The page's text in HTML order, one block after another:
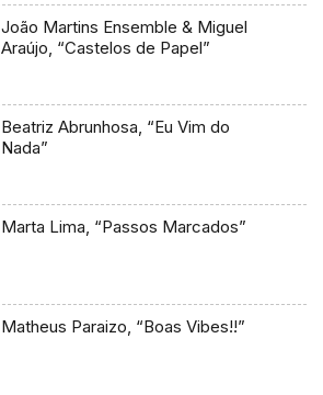
João Martins Ensemble & Miguel
Araújo, “Castelos de Papel”
Beatriz Abrunhosa, “Eu Vim do
Nada”
Marta Lima, “Passos Marcados”
Matheus Paraizo, “Boas Vibes!!”